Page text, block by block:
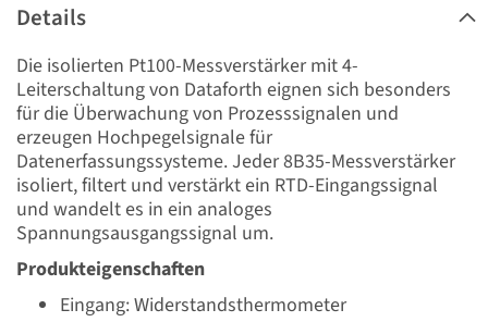
Details
Die isolierten Pt100-Messverstärker mit 4-
Leiterschaltung von Dataforth eignen sich besonders
für die Überwachung von Prozesssignalen und
erzeugen Hochpegelsignale für
Datenerfassungssysteme. Jeder 8B35-Messverstärker
isoliert, filtert und verstärkt ein RTD-Eingangssignal
und wandelt es in ein analoges
Spannungsausgangssignal um.
Produkteigenschaften
Eingang: Widerstandsthermometer